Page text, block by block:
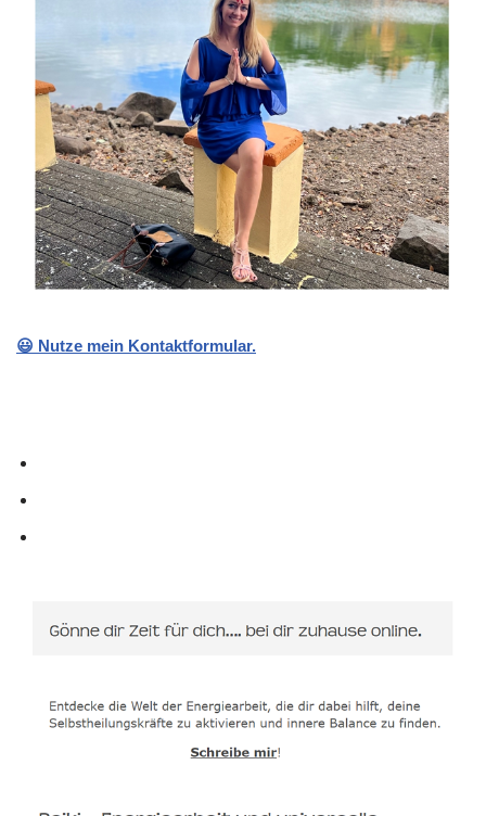
😃 Nutze mein Kontaktformular.